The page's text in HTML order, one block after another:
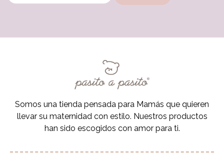
Somos una tienda pensada para Mamás que quieren
llevar su maternidad con estilo. Nuestros productos
han sido escogidos con amor para ti.